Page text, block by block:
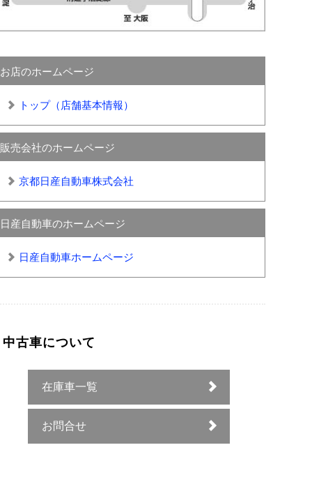
お店のホームページ
トップ（店舗基本情報）
販売会社のホームページ
京都日産自動車株式会社
日産自動車のホームページ
日産自動車ホームページ
中古車について
在庫車一覧
お問合せ